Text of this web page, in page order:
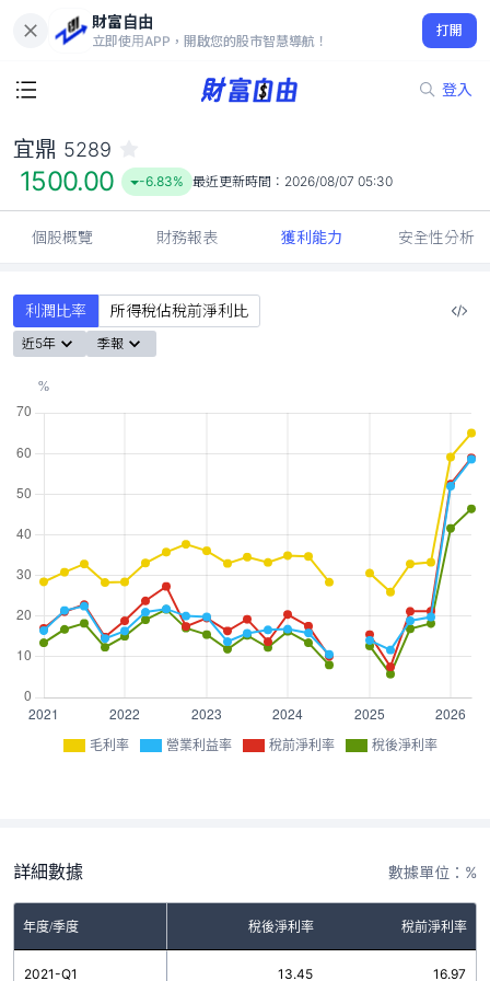
財富自由
立即使用APP，開啟您的股市智慧導航！
打開
登入
1500.00
-6.83%
宜鼎 5289
1500.00 -6.83% 最近更新時間： 2026/08/07 05:30
個股概覽 財務報表 獲利能力 安全性分析
利潤比率 所得稅佔稅前淨利比
近5年 季報
毛利率 營業利益率 稅前淨利率 稅後淨利率
詳細數據 數據單位：%
年度/季度 稅後淨利率 稅前淨利率
2021-Q1 13.45 16.97